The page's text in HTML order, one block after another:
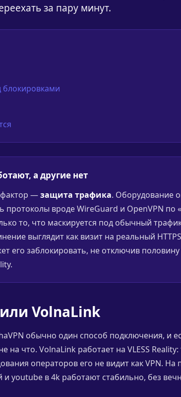
за пару минут.
блокировками
а другие нет
фактор —защита трафика. Оборудование
протоколы вроде WireGuard и OpenVPN по
то, что маскируется под обычный
выглядит как визит на реальный
его заблокировать, не отключив половину
VolnaLink
обычно один способ подключения, и
на что. VolnaLink работает на VLESS
операторов его не видит как VPN. На
youtube в 4k работают стабильно, без